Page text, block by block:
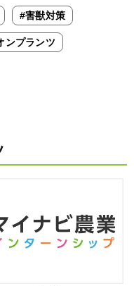
#害獣対策
ンプランツ